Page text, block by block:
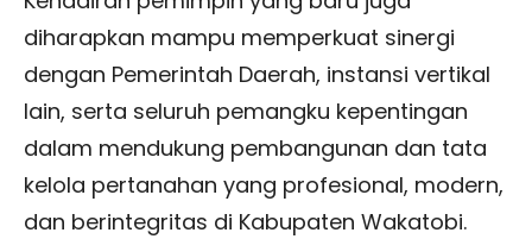
diharapkan mampu memperkuat sinergi
dengan Pemerintah Daerah, instansi vertikal
lain, serta seluruh pemangku kepentingan
dalam mendukung pembangunan dan tata
kelola pertanahan yang profesional, modern,
dan berintegritas di Kabupaten Wakatobi.